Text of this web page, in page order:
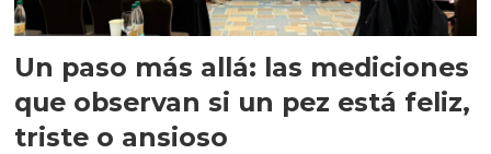
Un paso más allá: las mediciones
que observan si un pez está feliz,
triste o ansioso